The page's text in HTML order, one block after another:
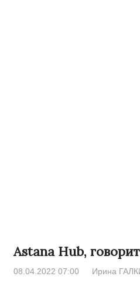
Astana Hub,
08.04.2022 07:00 Ирина